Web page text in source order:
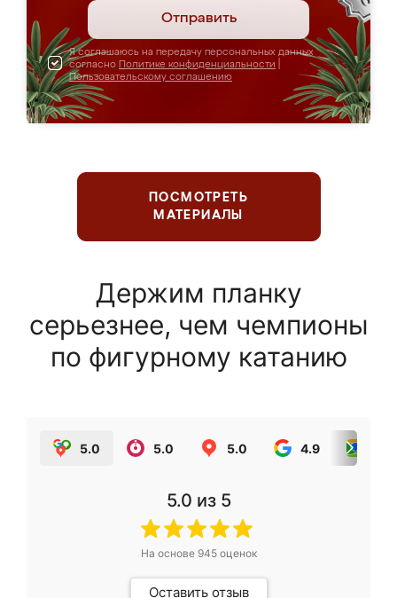
Отправить
Я соглашаюсь на передачу персональных данных
согласно Политике конфиденциальности
Пользовательскому соглашению
ПОСМОТРЕТЬ
МАТЕРИАЛЫ
Держим планку
серьезнее, чем чемпионы
по фигурному катанию
5.0 5.0 5.0 4.9
5.0 из 5
На основе 945оценок
Оставить отзыв